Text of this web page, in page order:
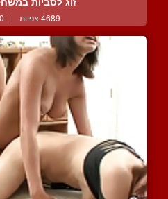
4689 צפיות | 0 המלצות